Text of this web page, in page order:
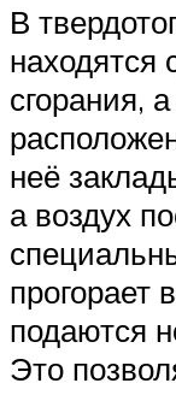
В
находятся
сгорания,
неё
а воздух
прогорает
подаются
Это